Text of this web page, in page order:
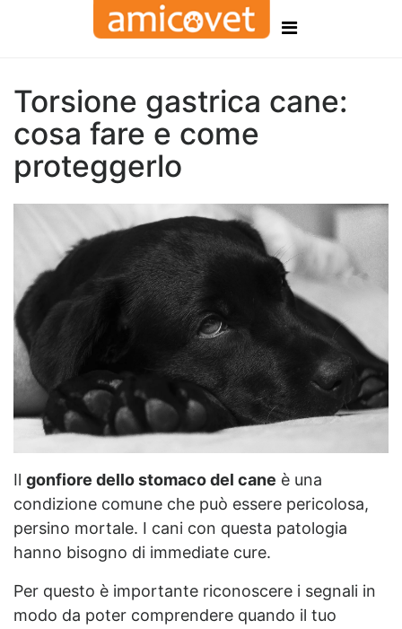
Torsione gastrica cane:
cosa fare e come
proteggerlo
Il gonfiore dello stomaco del cane è una
condizione comune che può essere pericolosa,
persino mortale. I cani con questa patologia
hanno bisogno di immediate cure.
Per questo è importante riconoscere i segnali in
modo da poter comprendere quando il tuo